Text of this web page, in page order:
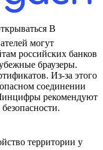
В
могут
российских банков
браузеры.
Из-за этого
соединении
рекомендуют
территории у